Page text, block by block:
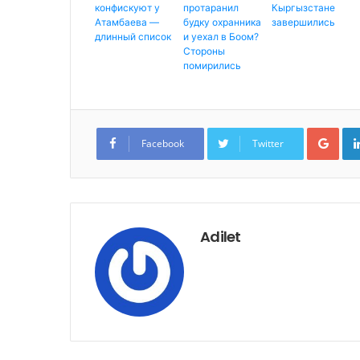
конфискуют у
Атамбаева —
длинный список
протаранил
будку охранника
и уехал в Боом?
Стороны
помирились
Кыргызстане
завершились
Facebook Twitter
G
g
+
Adilet